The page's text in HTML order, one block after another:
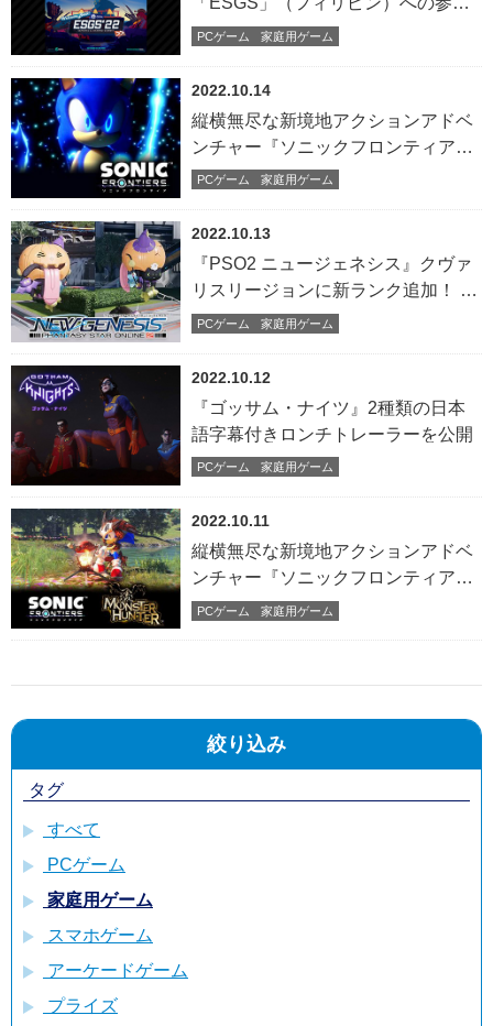
PCゲーム 家庭用ゲーム
を決定
2022.10.14
PCゲーム 家庭用ゲーム
縦横無尽な新境地アクションアドベ
ンチャー『ソニックフロンティア』
最新動画「スポットライト#2」を本
2022.10.13
PCゲーム 家庭用ゲーム
『PSO2 ニュージェネシス』クヴァ
リスリージョンに新ランク追加！ 新
SGスクラッチも登場
2022.10.12
PCゲーム 家庭用ゲーム
『ゴッサム・ナイツ』2種類の日本
語字幕付きロンチトレーラーを公開
2022.10.11
PCゲーム 家庭用ゲーム
縦横無尽な新境地アクションアドベ
ンチャー『ソニックフロンティア』
「モンスターハンター」シリーズと
絞り込み
タグ
すべて
PCゲーム
家庭用ゲーム
スマホゲーム
アーケードゲーム
プライズ